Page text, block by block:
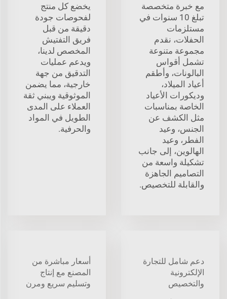
مع خبرة متخصصة
تبلغ 10 سنوات في
مستلزمات
الحفلات، نقدم
مجموعة متنوعة
تشمل أقواس
البالونات، وأطقم
أعياد الميلاد،
وديكورات الأعياد
الخاصة بمناسبات
مثل الكشف عن
الجنس، وعيد
الفطر، وعيد
الهالوين، إلى جانب
تشكيلة واسعة من
التصاميم الجاهزة
والقابلة للتخصيص.
يخضع كل منتج
لفحوصات جودة
دقيقة من قبل
فريق التفتيش
المخصص لدينا،
ويدعم عمليات
التدقيق من جهة
خارجية، مما يضمن
الموثوقية ويبني ثقة
العملاء على المدى
الطويل في المواد
والحرفية.
دعم شامل للتجارة
الإلكترونية
والتخصيص
أسعار مباشرة من
المصنع مع إنتاج
وتسليم سريع ومرن